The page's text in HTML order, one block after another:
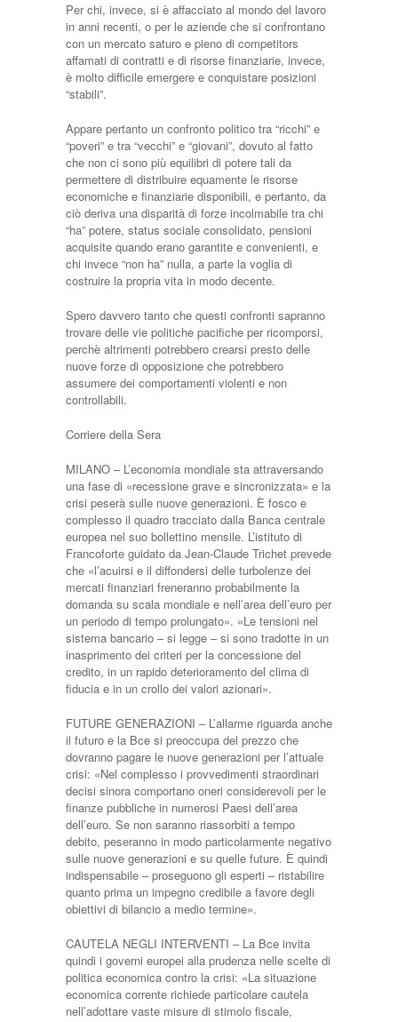
Per chi, invece, si è affacciato al mondo del lavoro
in anni recenti, o per le aziende che si confrontano
con un mercato saturo e pieno di competitors
affamati di contratti e di risorse finanziarie, invece,
è molto difficile emergere e conquistare posizioni
“stabili”.
Appare pertanto un confronto politico tra “ricchi” e
“poveri” e tra “vecchi” e “giovani”, dovuto al fatto
che non ci sono più equilibri di potere tali da
permettere di distribuire equamente le risorse
economiche e finanziarie disponibili, e pertanto, da
ciò deriva una disparità di forze incolmabile tra chi
“ha” potere, status sociale consolidato, pensioni
acquisite quando erano garantite e convenienti, e
chi invece “non ha” nulla, a parte la voglia di
costruire la propria vita in modo decente.
Spero davvero tanto che questi confronti sapranno
trovare delle vie politiche pacifiche per ricomporsi,
perchè altrimenti potrebbero crearsi presto delle
nuove forze di opposizione che potrebbero
assumere dei comportamenti violenti e non
controllabili.
Corriere della Sera
MILANO – L’economia mondiale sta attraversando
una fase di «recessione grave e sincronizzata» e la
crisi peserà sulle nuove generazioni. È fosco e
complesso il quadro tracciato dalla Banca centrale
europea nel suo bollettino mensile. L’istituto di
Francoforte guidato da Jean-Claude Trichet prevede
che «l’acuirsi e il diffondersi delle turbolenze dei
mercati finanziari freneranno probabilmente la
domanda su scala mondiale e nell’area dell’euro per
un periodo di tempo prolungato». «Le tensioni nel
sistema bancario – si legge – si sono tradotte in un
inasprimento dei criteri per la concessione del
credito, in un rapido deterioramento del clima di
fiducia e in un crollo dei valori azionari».
FUTURE GENERAZIONI – L’allarme riguarda anche
il futuro e la Bce si preoccupa del prezzo che
dovranno pagare le nuove generazioni per l’attuale
crisi: «Nel complesso i provvedimenti straordinari
decisi sinora comportano oneri considerevoli per le
finanze pubbliche in numerosi Paesi dell’area
dell’euro. Se non saranno riassorbiti a tempo
debito, peseranno in modo particolarmente negativo
sulle nuove generazioni e su quelle future. È quindi
indispensabile – proseguono gli esperti – ristabilire
quanto prima un impegno credibile a favore degli
obiettivi di bilancio a medio termine».
CAUTELA NEGLI INTERVENTI – La Bce invita
quindi i governi europei alla prudenza nelle scelte di
politica economica contro la crisi: «La situazione
economica corrente richiede particolare cautela
nell’adottare vaste misure di stimolo fiscale,